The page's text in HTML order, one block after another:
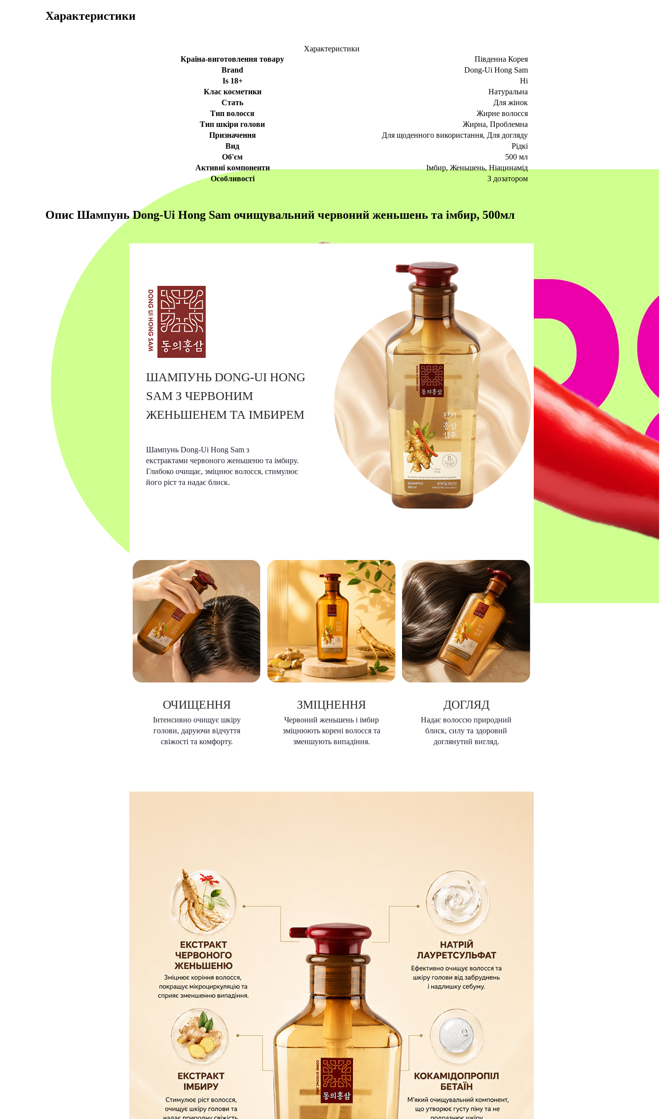
Характеристики
Характеристики
Країна-виготовлення товару
Південна Корея
Brand
Dong-Ui Hong Sam
Is 18+
Ні
Клас косметики
Натуральна
Стать
Для жінок
Тип волосся
Жирне волосся
Тип шкіри голови
Жирна, Проблемна
Призначення
Для щоденного використання, Для догляду
Вид
Рідкі
Об'єм
500 мл
Активні компоненти
Імбир, Женьшень, Ніацинамід
Особливості
З дозатором
Опис Шампунь Dong-Ui Hong Sam очищувальний червоний женьшень та імбир, 500мл
ШАМПУНЬ DONG-UI HONG
SAM З ЧЕРВОНИМ
ЖЕНЬШЕНЕМ ТА ІМБИРЕМ
Шампунь Dong-Ui Hong Sam з
екстрактами червоного женьшеню та імбиру.
Глибоко очищає, зміцнює волосся, стимулює
його ріст та надає блиск.
ОЧИЩЕННЯ
Інтенсивно очищує шкіру
голови, даруючи відчуття
свіжості та комфорту.
ЗМІЦНЕННЯ
Червоний женьшень і імбир
зміцнюють корені волосся та
зменшують випадіння.
ДОГЛЯД
Надає волоссю природний
блиск, силу та здоровий
доглянутий вигляд.